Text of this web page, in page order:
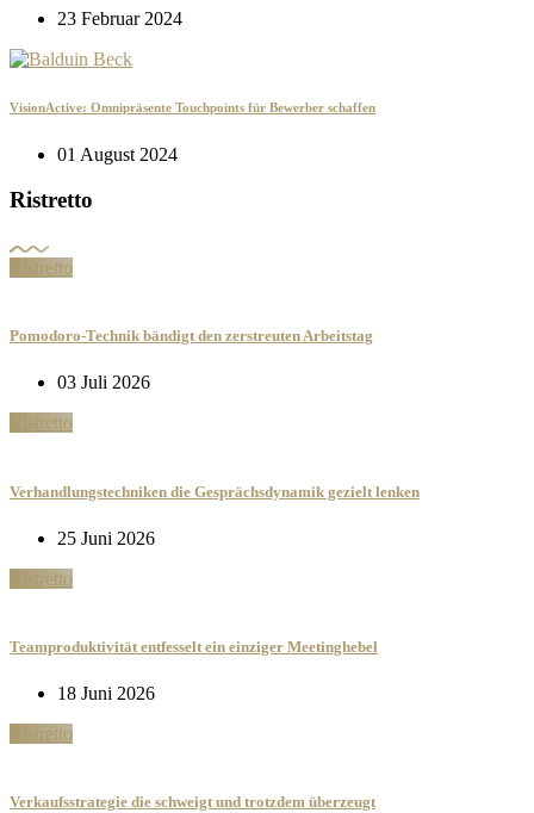
23 Februar 2024
VisionActive: Omnipräsente Touchpoints für Bewerber schaffen
01 August 2024
Ristretto
Ristretto
Pomodoro-Technik bändigt den zerstreuten Arbeitstag
03 Juli 2026
Ristretto
Verhandlungstechniken die Gesprächsdynamik gezielt lenken
25 Juni 2026
Ristretto
Teamproduktivität entfesselt ein einziger Meetinghebel
18 Juni 2026
Ristretto
Verkaufsstrategie die schweigt und trotzdem überzeugt